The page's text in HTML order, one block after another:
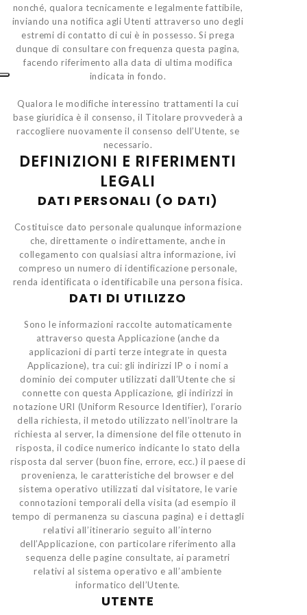
nonché, qualora tecnicamente e legalmente fattibile,
inviando una notifica agli Utenti attraverso uno degli
estremi di contatto di cui è in possesso. Si prega
dunque di consultare con frequenza questa pagina,
facendo riferimento alla data di ultima modifica
indicata in fondo.
Qualora le modifiche interessino trattamenti la cui
base giuridica è il consenso, il Titolare provvederà a
raccogliere nuovamente il consenso dell’Utente, se
necessario.
DEFINIZIONI E RIFERIMENTI
LEGALI
DATI PERSONALI (O DATI)
Costituisce dato personale qualunque informazione
che, direttamente o indirettamente, anche in
collegamento con qualsiasi altra informazione, ivi
compreso un numero di identificazione personale,
renda identificata o identificabile una persona fisica.
DATI DI UTILIZZO
Sono le informazioni raccolte automaticamente
attraverso questa Applicazione (anche da
applicazioni di parti terze integrate in questa
Applicazione), tra cui: gli indirizzi IP o i nomi a
dominio dei computer utilizzati dall’Utente che si
connette con questa Applicazione, gli indirizzi in
notazione URI (Uniform Resource Identifier), l’orario
della richiesta, il metodo utilizzato nell’inoltrare la
richiesta al server, la dimensione del file ottenuto in
risposta, il codice numerico indicante lo stato della
risposta dal server (buon fine, errore, ecc.) il paese di
provenienza, le caratteristiche del browser e del
sistema operativo utilizzati dal visitatore, le varie
connotazioni temporali della visita (ad esempio il
tempo di permanenza su ciascuna pagina) e i dettagli
relativi all’itinerario seguito all’interno
dell’Applicazione, con particolare riferimento alla
sequenza delle pagine consultate, ai parametri
relativi al sistema operativo e all’ambiente
informatico dell’Utente.
UTENTE